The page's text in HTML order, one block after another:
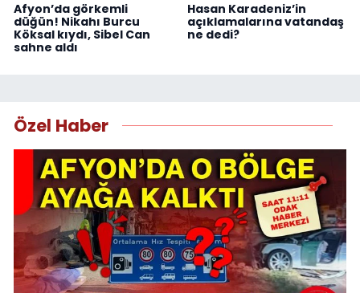
Afyon’da görkemli
düğün! Nikahı Burcu
Köksal kıydı, Sibel Can
sahne aldı
Hasan Karadeniz’in
açıklamalarına vatandaş
ne dedi?
Özel Haber